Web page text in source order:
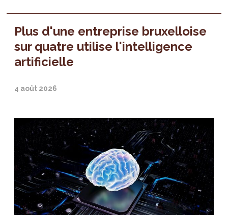
Plus d'une entreprise bruxelloise
sur quatre utilise l'intelligence
artificielle
4 août 2026